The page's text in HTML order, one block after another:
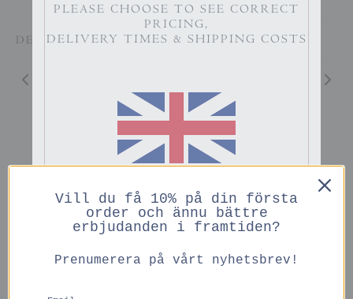
DELA
Du kanske också gillar
SLUTSÅLD
PLEASE CHOOSE TO SEE CORRECT
PRICING,
DELIVERY TIMES & SHIPPING COSTS
PRICES IN GBP
Vill du få 10% på din första
order och ännu bättre
erbjudanden i framtiden?
Prenumerera på vårt nyhetsbrev!